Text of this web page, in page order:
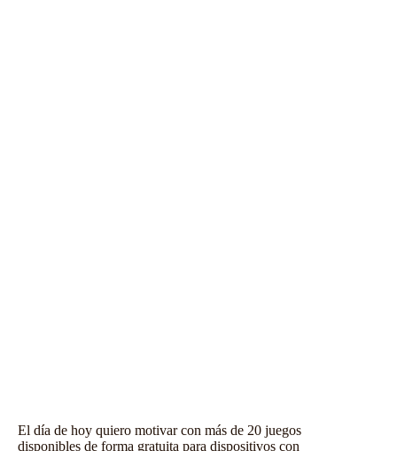
El día de hoy quiero motivar con más de 20 juegos
disponibles de forma gratuita para dispositivos con